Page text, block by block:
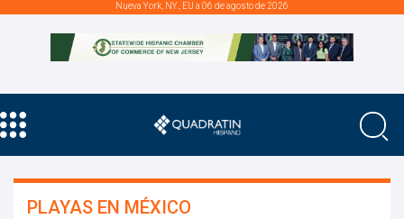
Nueva York, NY., EU a 06 de agosto de 2026
PLAYAS EN MÉXICO